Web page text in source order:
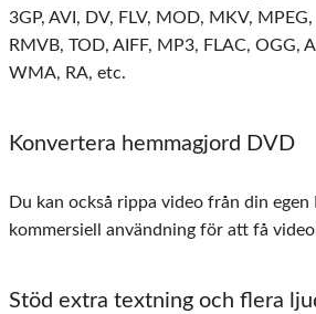
3GP, AVI, DV, FLV, MOD, MKV,
RMVB, TOD, AIFF, MP3, FLAC, OGG,
WMA, RA, etc.
Konvertera hemmagjord DVD
Du kan också rippa video från din
kommersiell användning för att få
Stöd extra textning och flera